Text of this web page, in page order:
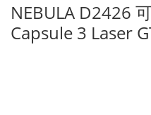
NEBULA D2426
Capsule 3 Laser